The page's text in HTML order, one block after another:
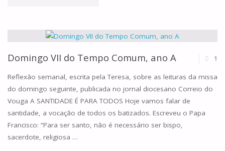
DA
QUARESMA,
ANO
A"
Domingo VII do Tempo Comum, ano A 1
Reflexão semanal, escrita pela Teresa, sobre as leituras da missa
do domingo seguinte, publicada no jornal diocesano Correio do
Vouga A SANTIDADE É PARA TODOS Hoje vamos falar de
santidade, a vocação de todos os batizados. Escreveu o Papa
Francisco: “Para ser santo, não é necessário ser bispo,
sacerdote, religiosa …